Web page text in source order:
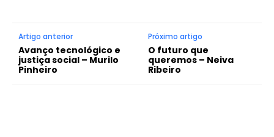
Artigo anterior
Avanço tecnológico e
justiça social – Murilo
Pinheiro
Próximo artigo
O futuro que
queremos – Neiva
Ribeiro